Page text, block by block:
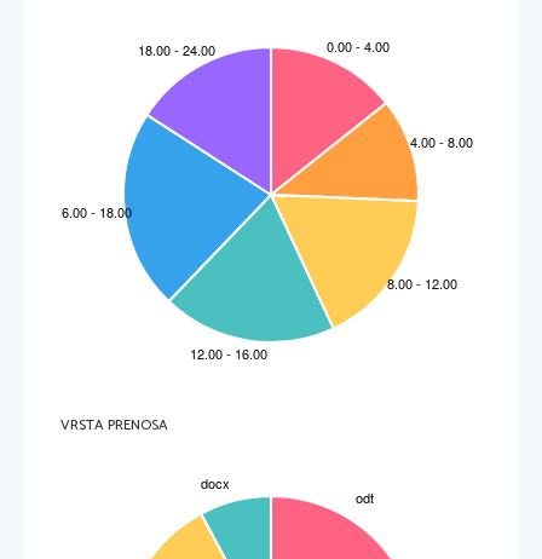
VRSTA PRENOSA